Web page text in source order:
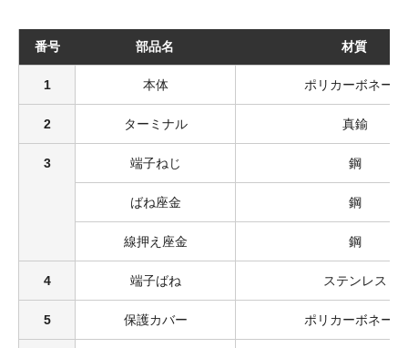
番号 部品名 材質
1 本体 ポリカーボネート
2 ターミナル 真鍮
3 端子ねじ 鋼
ばね座金 鋼
線押え座金 鋼
4 端子ばね ステンレス
5 保護カバー ポリカーボネート